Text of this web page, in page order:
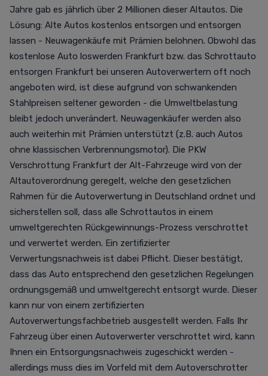
Jahre gab es jährlich über 2 Millionen dieser Altautos. Die
Lösung: Alte Autos kostenlos entsorgen und entsorgen
lassen - Neuwagenkäufe mit Prämien belohnen. Obwohl das
kostenlose Auto loswerden Frankfurt bzw. das Schrottauto
entsorgen Frankfurt bei unseren Autoverwertern oft noch
angeboten wird, ist diese aufgrund von schwankenden
Stahlpreisen seltener geworden - die Umweltbelastung
bleibt jedoch unverändert. Neuwagenkäufer werden also
auch weiterhin mit Prämien unterstützt (z.B. auch Autos
ohne klassischen Verbrennungsmotor). Die PKW
Verschrottung Frankfurt der Alt-Fahrzeuge wird von der
Altautoverordnung geregelt, welche den gesetzlichen
Rahmen für die Autoverwertung in Deutschland ordnet und
sicherstellen soll, dass alle Schrottautos in einem
umweltgerechten Rückgewinnungs-Prozess verschrottet
und verwertet werden. Ein zertifizierter
Verwertungsnachweis ist dabei Pflicht. Dieser bestätigt,
dass das Auto entsprechend den gesetzlichen Regelungen
ordnungsgemäß und umweltgerecht entsorgt wurde. Dieser
kann nur von einem zertifizierten
Autoverwertungsfachbetrieb ausgestellt werden. Falls Ihr
Fahrzeug über einen Autoverwerter verschrottet wird, kann
Ihnen ein Entsorgungsnachweis zugeschickt werden -
allerdings muss dies im Vorfeld mit dem Autoverschrotter